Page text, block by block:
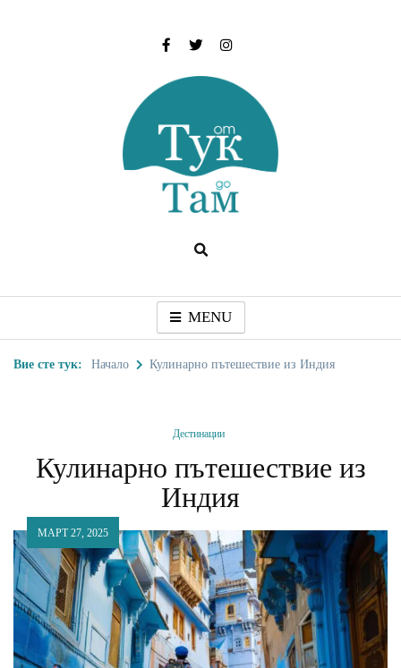
От тук до Там
MENU
Вие сте тук: Начало Кулинарно пътешествие из Индия
Дестинации
Кулинарно пътешествие из
Индия
МАРТ 27, 2025